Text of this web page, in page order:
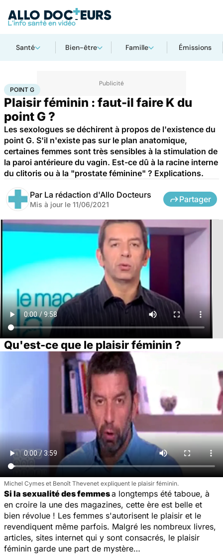
Santé Bien-être Famille Émissions
AccueilBien-être
POINT G
Plaisir féminin : faut-il faire K du
point G ?
Les sexologues se déchirent à propos de l'existence du
point G. S'il n'existe pas sur le plan anatomique,
certaines femmes sont très sensibles à la stimulation de
la paroi antérieure du vagin. Est-ce dû à la racine interne
du clitoris ou à la "prostate féminine" ? Explications.
Par La rédaction d'Allo Docteurs
Mis à jour le 11/06/2021
Partager
Qu'est-ce que le plaisir féminin ?
Michel Cymes et Benoît Thevenet expliquent le plaisir féminin.
Si la sexualité des femmesa longtemps été taboue, à
en croire la une des magazines, cette ère est belle et
bien révolue ! Les femmes s'autorisent le plaisir et le
revendiquent même parfois. Malgré les nombreux livres,
articles, sites internet qui y sont consacrés, le plaisir
féminin garde une part de mystère…